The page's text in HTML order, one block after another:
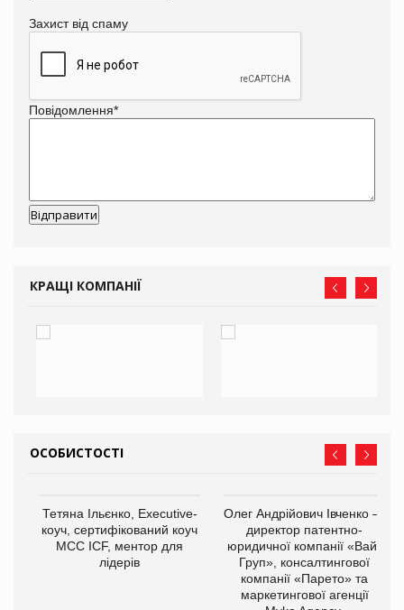
Захист від спаму
Повідомлення*
КРАЩІ КОМПАНІЇ
ОСОБИСТОСТІ
Тетяна Ільєнко, Executive-
коуч, сертифікований коуч
МСС ICF, ментор для
лідерів
Олег Андрійович Івченко —
директор патентно-
юридичної компанії «Вайз
Груп», консалтингової
компанії «Парето» та
маркетингової агенції